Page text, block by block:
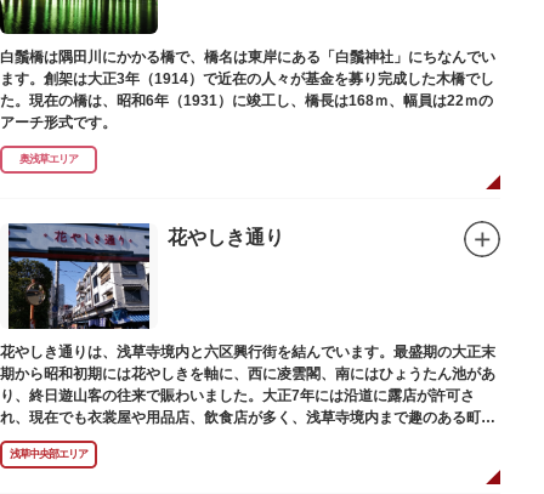
白鬚橋は隅田川にかかる橋で、橋名は東岸にある「白鬚神社」にちなんでい
ます。創架は大正3年（1914）で近在の人々が基金を募り完成した木橋でし
た。現在の橋は、昭和6年（1931）に竣工し、橋長は168ｍ、幅員は22ｍの
アーチ形式です。
奥浅草エリア
花やしき通り
花やしき通りは、浅草寺境内と六区興行街を結んでいます。最盛期の大正末
期から昭和初期には花やしきを軸に、西に凌雲閣、南にはひょうたん池があ
り、終日遊山客の往来で賑わいました。大正7年には沿道に露店が許可さ
れ、現在でも衣裳屋や用品店、飲食店が多く、浅草寺境内まで趣のある町並
みが続いています。
浅草中央部エリア